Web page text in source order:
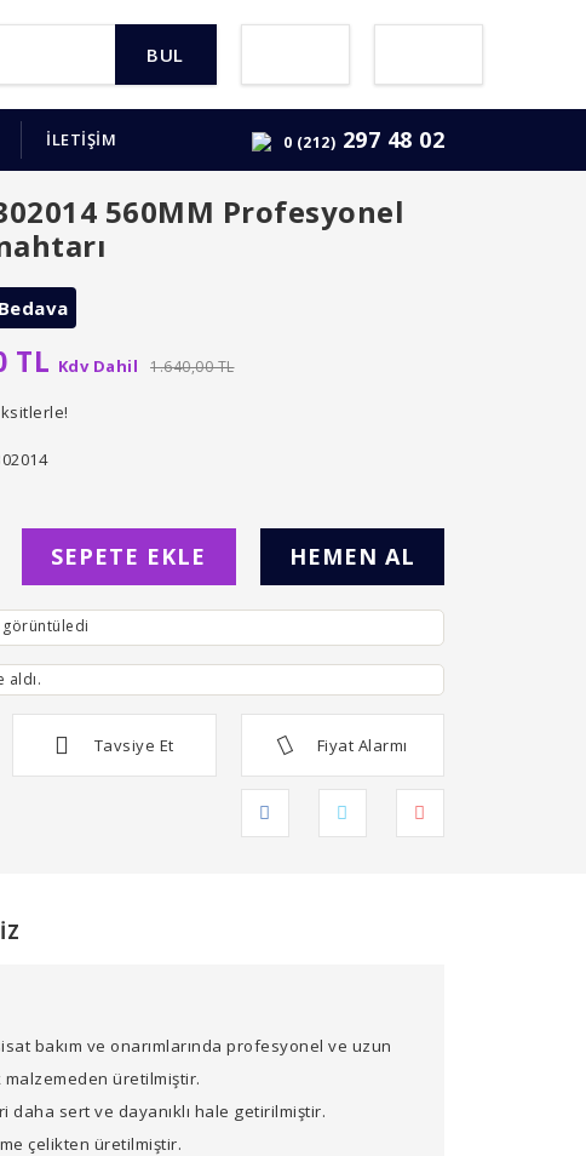
BUL
İLETİŞİM 0 (212) 297 48 02
560MM Profesyonel
TL Kdv Dahil 1.640,00 TL
SEPETE EKLE HEMEN AL
görüntüledi
aldı.
Tavsiye Et Fiyat Alarmı
bakım ve onarımlarında profesyonel ve uzun
malzemeden üretilmiştir.
daha sert ve dayanıklı hale getirilmiştir.
çelikten üretilmiştir.